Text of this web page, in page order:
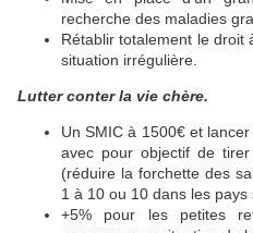
recherche des maladies
Rétablir totalement le droit
situation irrégulière.
Lutter conter la vie chère.
Un SMIC à 1500€ et
avec pour objectif de
(réduire la forchette des
1 à 10 ou 10 dans les pays
+5% pour les petites